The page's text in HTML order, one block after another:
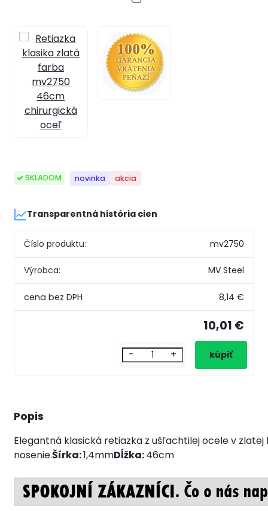
SKLADOM novinka akcia
Transparentná história cien
Číslo produktu: mv2750
Výrobca: MV Steel
8,14 €
10,01 €
- +
Popis
Elegantná klasická retiazka z ušľachtilej ocele v
nosenie.Šírka:1,4mmDĺžka:46cm